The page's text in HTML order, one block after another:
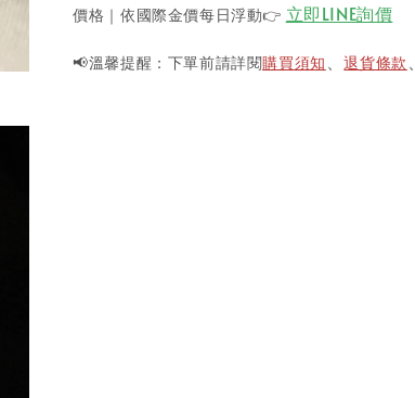
價格｜依國際金價每日浮動👉 立即LINE詢價
📢溫馨提醒：下單前請詳閱購買須知 、退貨條款